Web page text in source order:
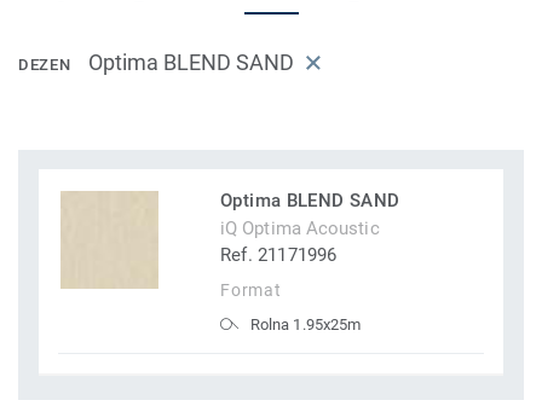
DEZEN Optima BLEND SAND
Optima BLEND SAND
iQ Optima Acoustic
Ref. 21171996
Format
Rolna 1.95x25m